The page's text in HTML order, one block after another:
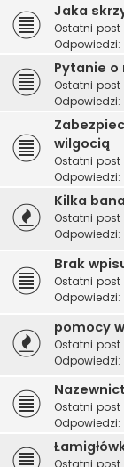
Jaka
Ostatni post
Odpowiedzi:
Pytanie
Ostatni post
Odpowiedzi:
wilgocią
Ostatni post
Odpowiedzi:
Kilka
Ostatni post
Odpowiedzi:
Brak
Ostatni post
Odpowiedzi:
pomocy
Ostatni post
Odpowiedzi:
Ostatni post
Odpowiedzi: